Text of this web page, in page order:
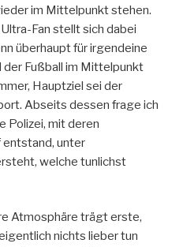
im Mittelpunkt stehen.
Fan stellt sich dabei
überhaupt für irgendeine
der Fußball im Mittelpunkt
Hauptziel sei der
Abseits dessen frage ich
Polizei, mit deren
entstand, unter
welche tunlichst
Atmosphäre trägt erste,
nichts lieber tun